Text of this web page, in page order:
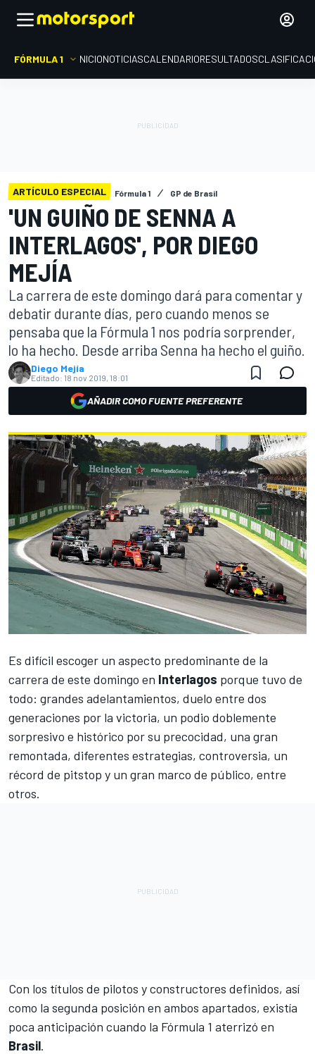
FÓRMULA 1 INICIONOTICIASCALENDARIORESULTADOS
ARTÍCULO ESPECIAL Fórmula 1 GP de Brasil
'UN GUIÑO DE SENNA A
INTERLAGOS', POR DIEGO
MEJÍA
La carrera de este domingo dará para comentar y
debatir durante días, pero cuando menos se
pensaba que la Fórmula 1 nos podría sorprender,
lo ha hecho. Desde arriba Senna ha hecho el guiño.
Diego Mejía
Editado: 18 nov 2019, 18:01
AÑADIR COMO FUENTE PREFERENTE
Es difícil escoger un aspecto predominante de la
carrera de este domingo en Interlagos porque tuvo de
todo: grandes adelantamientos, duelo entre dos
generaciones por la victoria, un podio doblemente
sorpresivo e histórico por su precocidad, una gran
remontada, diferentes estrategias, controversia, un
récord de pitstop y un gran marco de público, entre
otros.
Con los títulos de pilotos y constructores definidos, así
como la segunda posición en ambos apartados, existía
poca anticipación cuando la Fórmula 1 aterrizó en
Brasil.